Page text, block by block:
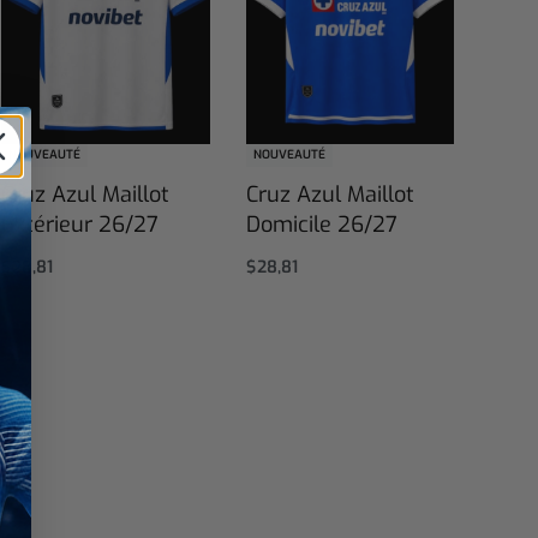
NOUVEAUTÉ
Cruz Azul Maillot
Extérieur 26/27
28,81
NOUVEAUTÉ
Cruz Azul Maillot
Domicile 26/27
$28,81